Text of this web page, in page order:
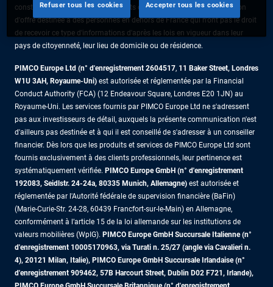
constituent pas une offre de produits ou de services ni une sollicitation
d'offre destinée à des personnes en dehors de France qui n'ont pas le droit
de recevoir ce type d'informations d'après les lois en vigueur dans leur
pays de citoyenneté, leur lieu de domicile ou de résidence.
PIMCO Europe Ltd (n° d'enregistrement 2604517, 11 Baker Street, Londres
W1U 3AH, Royaume-Uni) est autorisée et réglementée par la Financial
Conduct Authority (FCA) (12 Endeavour Square, Londres E20 1JN) au
Royaume-Uni. Les services fournis par PIMCO Europe Ltd ne s'adressent
pas aux investisseurs de détail, auxquels la présente communication n'est
d'ailleurs pas destinée et à qui il est conseillé de s'adresser à un conseiller
financier. Dès lors que les produits et services de PIMCO Europe Ltd sont
fournis exclusivement à des clients professionnels, leur pertinence est
systématiquement vérifiée. PIMCO Europe GmbH (n° d'enregistrement
192083, Seidlstr. 24-24a, 80335 Munich, Allemagne) est autorisée et
réglementée par l'Autorité fédérale de supervision financière (BaFin)
(Marie-Curie-Str. 24-28, 60439 Francfort-sur-le-Main) en Allemagne,
conformément à l’article 15 de la loi allemande sur les institutions de
valeurs mobilières (WpIG). PIMCO Europe GmbH Succursale Italienne (n°
d'enregistrement 10005170963, via Turati n. 25/27 (angle via Cavalieri n.
4), 20121 Milan, Italie), PIMCO Europe GmbH Succursale Irlandaise (n°
d'enregistrement 909462, 57B Harcourt Street, Dublin D02 F721, Irlande),
Refuser tous les cookies Accepter tous les cookies